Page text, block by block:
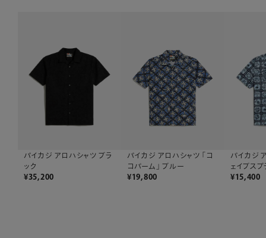
パイカジ アロハシャツ ブラ
ック
¥35,200
パイカジ アロハシャツ 「コ
コパーム」 ブルー
¥19,800
パイカジ
ェイブスプ
¥15,400